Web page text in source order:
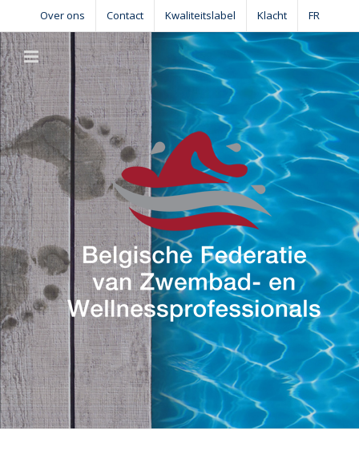
content
Over ons Contact Kwaliteitslabel Klacht FR